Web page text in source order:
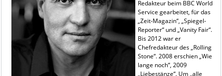
Redakteur beim BBC World
Service gearbeitet, für das
„Zeit-Magazin“, „Spiegel-
Reporter“ und „Vanity Fair“.
Bis 2012 war er
Chefredakteur des „Rolling
Stone“. 2008 erschien „Wie
lange noch“, 2009
„Liebestänze“. Um „alle